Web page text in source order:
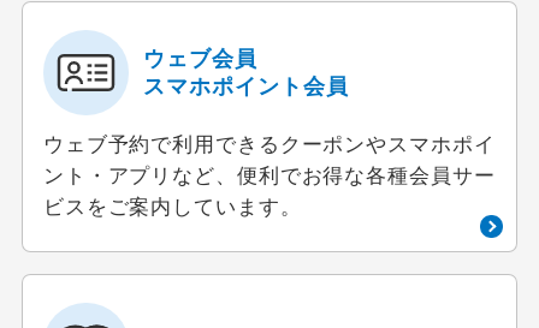
ウェブ会員
スマホポイント会員
ウェブ予約で利用できるクーポンやスマホポイ
ント・アプリなど、便利でお得な各種会員サー
ビスをご案内しています。